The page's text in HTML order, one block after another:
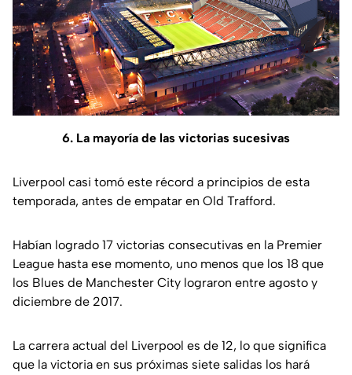
6. La mayoría de las victorias sucesivas
Liverpool casi tomó este récord a principios de esta
temporada, antes de empatar en Old Trafford.
Habían logrado 17 victorias consecutivas en la Premier
League hasta ese momento, uno menos que los 18 que
los Blues de Manchester City lograron entre agosto y
diciembre de 2017.
La carrera actual del Liverpool es de 12, lo que significa
que la victoria en sus próximas siete salidas los hará